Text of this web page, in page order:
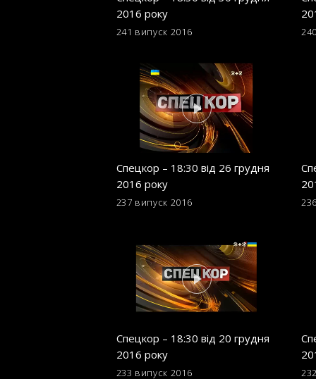
2016 року
241 випуск 2016
Спецкор – 18:30 від 26 грудня
2016 року
237 випуск 2016
Спецкор – 18:30 від 20 грудня
2016 року
233 випуск 2016